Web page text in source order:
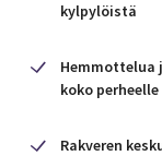
kylpylöistä
Hemmottelua
koko perheelle
Rakveren